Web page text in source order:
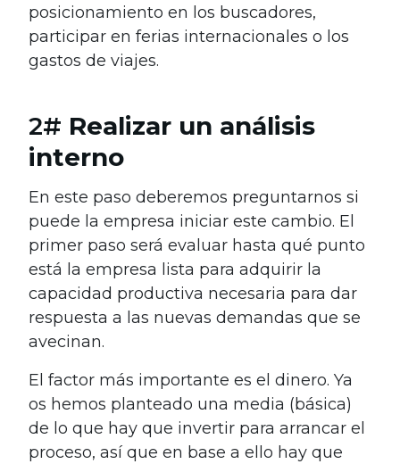
posicionamiento en los buscadores,
participar en ferias internacionales o los
gastos de viajes.
2# Realizar un análisis
interno
En este paso deberemos preguntarnos si
puede la empresa iniciar este cambio. El
primer paso será evaluar hasta qué punto
está la empresa lista para adquirir la
capacidad productiva necesaria para dar
respuesta a las nuevas demandas que se
avecinan.
El factor más importante es el dinero. Ya
os hemos planteado una media (básica)
de lo que hay que invertir para arrancar el
proceso, así que en base a ello hay que